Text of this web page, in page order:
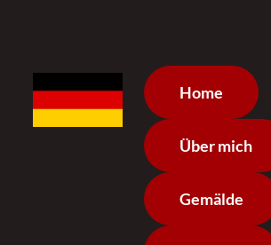
Home
Über mich
Gemälde